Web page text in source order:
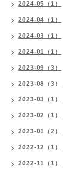
2024-05（1）
2024-04（1）
2024-03（1）
2024-01（1）
2023-09（3）
2023-08（3）
2023-03（1）
2023-02（1）
2023-01（2）
2022-12（1）
2022-11（1）